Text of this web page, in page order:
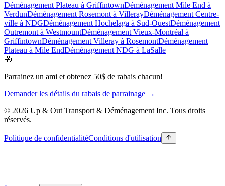
Déménagement Plateau à GriffintownDéménagement Mile End à
VerdunDéménagement Rosemont à VillerayDéménagement Centre-
ville à NDGDéménagement Hochelaga à Sud-OuestDéménagement
Outremont à WestmountDéménagement Vieux-Montréal à
GriffintownDéménagement Villeray à RosemontDéménagement
Plateau à Mile EndDéménagement NDG à LaSalle
🎁
Parrainez un ami et obtenez 50$ de rabais chacun!
Demander les détails du rabais de parrainage →
© 2026 Up & Out Transport & Déménagement Inc. Tous droits
réservés.
Politique de confidentialitéConditions d'utilisation